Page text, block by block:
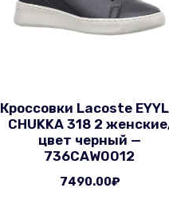
Кроссовки Lacoste
CHUKKA 318 2
цвет черный —
736CAW0012
7490.00₽